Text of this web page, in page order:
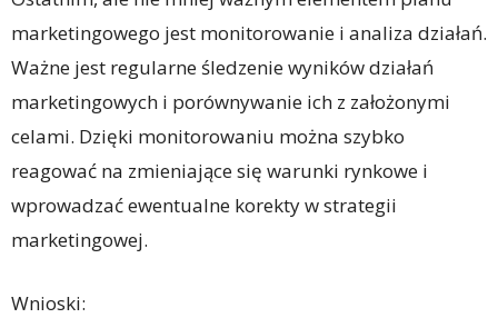
marketingowego jest monitorowanie i analiza działań.
Ważne jest regularne śledzenie wyników działań
marketingowych i porównywanie ich z założonymi
celami. Dzięki monitorowaniu można szybko
reagować na zmieniające się warunki rynkowe i
wprowadzać ewentualne korekty w strategii
marketingowej.
Wnioski: